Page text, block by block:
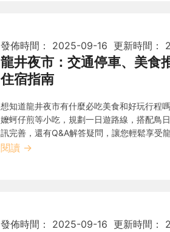
發佈時間： 2025-09-16 更新時間：
龍井夜市：交通停車、美食
住宿指南
想知道龍井夜市有什麼必吃美食和好玩行程
嬤蚵仔煎等小吃，規劃一日遊路線，搭配鳥
訊完善，還有Q&A解答疑問，讓您輕鬆享受
閱讀 →
發佈時間： 2025-09-16 更新時間：